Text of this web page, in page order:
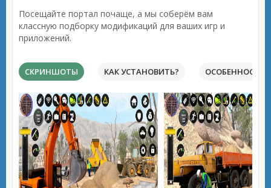
Посещайте портал почаще, а мы соберём вам
классную подборку модификаций для ваших игр и
приложений.
СКРИНШОТЫ КАК УСТАНОВИТЬ? ОСОБЕННОСТИ